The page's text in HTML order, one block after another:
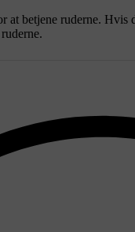
betjene ruderne. Hvis